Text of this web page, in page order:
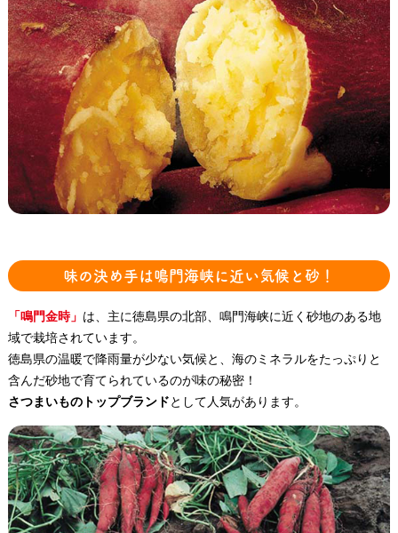
味の決め手は鳴門海峡に近い気候と砂！
「鳴門金時」 は、主に徳島県の北部、鳴門海峡に近く砂地のある地
域で栽培されています。
徳島県の温暖で降雨量が少ない気候と、海のミネラルをたっぷりと
含んだ砂地で育てられているのが味の秘密！
さつまいものトップブランド として人気があります。